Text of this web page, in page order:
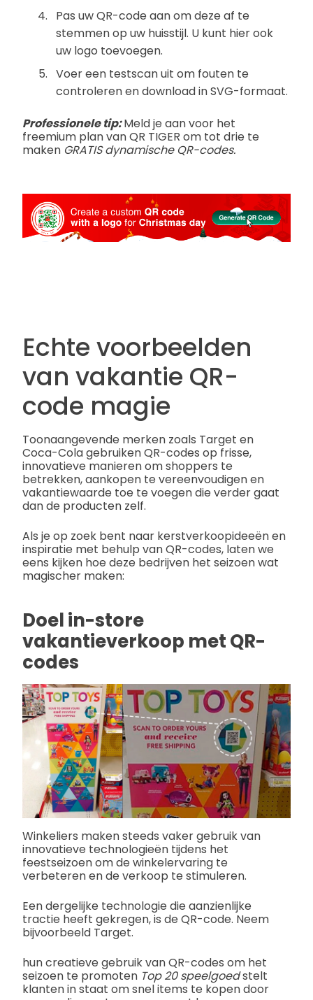
Pas uw QR-code aan om deze af te
stemmen op uw huisstijl. U kunt hier ook
uw logo toevoegen.
Voer een testscan uit om fouten te
controleren en download in SVG-formaat.
Professionele tip:Meld je aan voor het
freemium plan van QR TIGER om tot drie te
maken GRATIS dynamische QR-codes.
Echte voorbeelden
van vakantie QR-
code magie
Toonaangevende merken zoals Target en
Coca-Cola gebruiken QR-codes op frisse,
innovatieve manieren om shoppers te
betrekken, aankopen te vereenvoudigen en
vakantiewaarde toe te voegen die verder gaat
dan de producten zelf.
Als je op zoek bent naar kerstverkoopideeën en
inspiratie met behulp van QR-codes, laten we
eens kijken hoe deze bedrijven het seizoen wat
magischer maken:
Doel in-store
vakantieverkoop met QR-
codes
Winkeliers maken steeds vaker gebruik van
innovatieve technologieën tijdens het
feestseizoen om de winkelervaring te
verbeteren en de verkoop te stimuleren.
Een dergelijke technologie die aanzienlijke
tractie heeft gekregen, is de QR-code. Neem
bijvoorbeeld Target.
hun creatieve gebruik van QR-codes om het
seizoen te promoten Top 20 speelgoedstelt
klanten in staat om snel items te kopen door